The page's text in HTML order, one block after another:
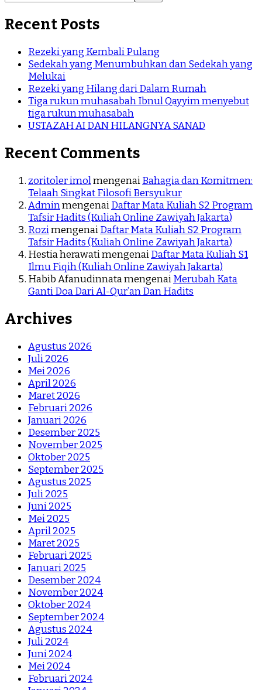
Recent Posts
Rezeki yang Kembali Pulang
Sedekah yang Menumbuhkan dan Sedekah yang
Melukai
Rezeki yang Hilang dari Dalam Rumah
Tiga rukun muhasabah Ibnul Qayyim menyebut
tiga rukun muhasabah
USTAZAH AI DAN HILANGNYA SANAD
Recent Comments
zoritoler imolmengenaiBahagia dan Komitmen:
Telaah Singkat Filosofi Bersyukur
AdminmengenaiDaftar Mata Kuliah S2 Program
Tafsir Hadits (Kuliah Online Zawiyah Jakarta)
RozimengenaiDaftar Mata Kuliah S2 Program
Tafsir Hadits (Kuliah Online Zawiyah Jakarta)
Hestia herawatimengenaiDaftar Mata Kuliah S1
Ilmu Fiqih (Kuliah Online Zawiyah Jakarta)
Habib AfanudinnatamengenaiMerubah Kata
Ganti Doa Dari Al-Qur’an Dan Hadits
Archives
Agustus 2026
Juli 2026
Mei 2026
April 2026
Maret 2026
Februari 2026
Januari 2026
Desember 2025
November 2025
Oktober 2025
September 2025
Agustus 2025
Juli 2025
Juni 2025
Mei 2025
April 2025
Maret 2025
Februari 2025
Januari 2025
Desember 2024
November 2024
Oktober 2024
September 2024
Agustus 2024
Juli 2024
Juni 2024
Mei 2024
Februari 2024